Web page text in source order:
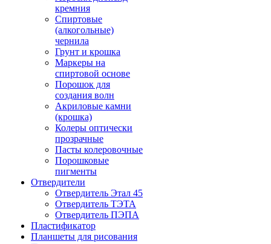
кремния
Спиртовые
(алкогольные)
чернила
Грунт и крошка
Маркеры на
спиртовой основе
Порошок для
создания волн
Акриловые камни
(крошка)
Колеры оптически
прозрачные
Пасты колеровочные
Порошковые
пигменты
Отвердители
Отвердитель Этал 45
Отвердитель ТЭТА
Отвердитель ПЭПА
Пластификатор
Планшеты для рисования